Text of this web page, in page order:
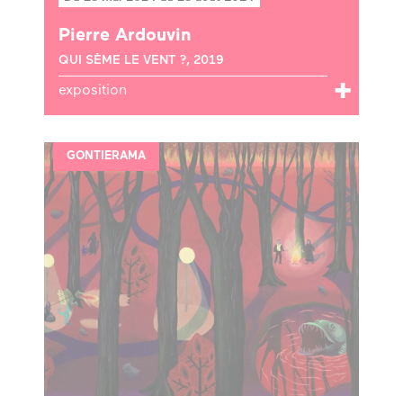
Pierre Ardouvin
QUI SÈME LE VENT ?, 2019
exposition
GONTIERAMA